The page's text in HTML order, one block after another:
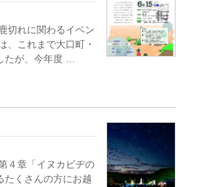
切れに関わるイベン
、これまで大口町・
たが、今年度 …
４章「イヌカビヂの
たくさんの方にお越